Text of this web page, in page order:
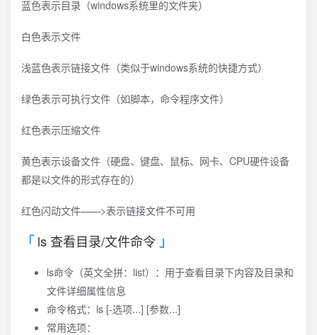
蓝色表示目录（windows系统里的文件夹）
白色表示文件
浅蓝色表示链接文件（类似于windows系统的快捷方式）
绿色表示可执行文件（如脚本，命令程序文件）
红色表示压缩文件
黄色表示设备文件（硬盘、键盘、鼠标、网卡、CPU硬件设备
都是以文件的形式存在的）
红色闪动文件——>表示链接文件不可用
ls 查看目录/文件命令
ls命令（英文全拼：list）：用于查看目录下内容及目录和
文件详细属性信息
命令格式：ls [-选项...] [参数...]
常用选项：